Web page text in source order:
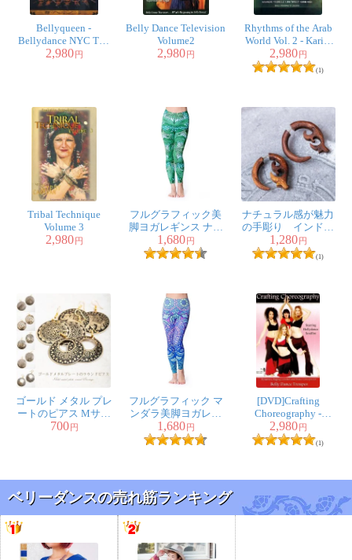
Bellyqueen -
Bellydance NYC The
Ultimate Fusion
2,980円
Belly Dance Television
Volume2
2,980円
Rhythms of the Arab
World Vol. 2 - Karim
Nagi
2,980円
(1)
Tribal Technique
Volume 3
2,980円
フルグラフィック美
脚ヨガレギンス ナチ
ュラル＆フラワー系 -
トロピカルリーフ
1,680円
ナチュラル感が魅力
の手彫り インドの
木製トライバルピア
ス〔フェイクゲー
1,280円
(1)
ゴールド メタル プレ
ートのピアス Mサイ
ズ
700円
フルグラフィック マ
ンダラ美脚ヨガレギ
ンス - サイケデリック
マンダラ
1,680円
[DVD]Crafting
Choreography -
Starring Bellydance
Soulfire
2,980円
(1)
ベリーダンスの売れ筋ランキング